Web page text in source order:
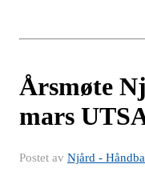
Årsmøte
mars
Postet av Njård -